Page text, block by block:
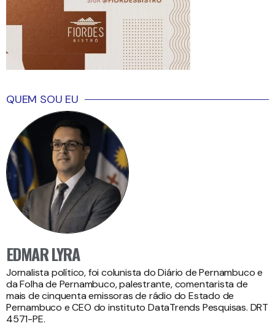
QUEM SOU EU
EDMAR LYRA
Jornalista político, foi colunista do Diário de Pernambuco e
da Folha de Pernambuco, palestrante, comentarista de
mais de cinquenta emissoras de rádio do Estado de
Pernambuco e CEO do instituto DataTrends Pesquisas. DRT
4571-PE.